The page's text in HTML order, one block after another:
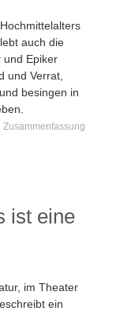
auch die
und Epiker
und Verrat,
besingen in
Zusammenfassung
ist eine
im Theater
ein